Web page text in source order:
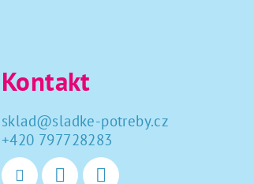
Kontakt
sklad@sladke-potreby.cz
+420 797728283